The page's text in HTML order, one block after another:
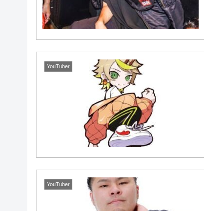
YouTuber
YouTuber